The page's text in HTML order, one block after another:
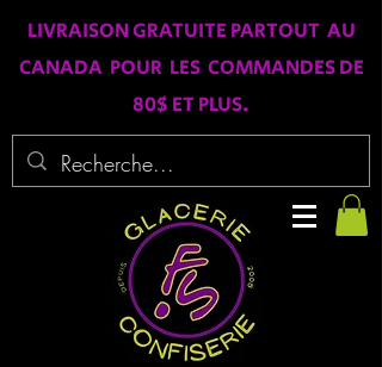
LIVRAISON GRATUITE PARTOUT AU
CANADA POUR LES COMMANDES DE
80$ ET PLUS.